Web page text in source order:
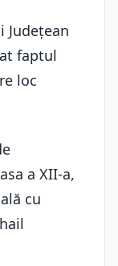
Județean
faptul
loc
a XII-a,
cu